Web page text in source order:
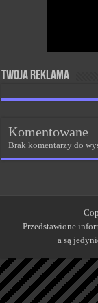
Twoja reklama
Komentowane
Brak komentarzy do
Przedstawione
a są